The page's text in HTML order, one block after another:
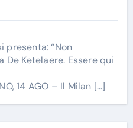
presenta: “Non
De Ketelaere. Essere qui
14 AGO – Il Milan […]